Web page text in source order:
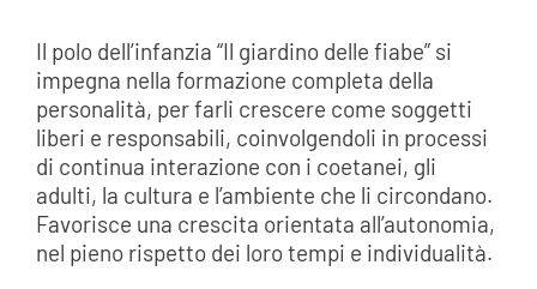
Il polo dell’infanzia “Il giardino delle fiabe” si
impegna nella formazione completa della
personalità, per farli crescere come soggetti
liberi e responsabili, coinvolgendoli in processi
di continua interazione con i coetanei, gli
adulti, la cultura e l’ambiente che li circondano.
Favorisce una crescita orientata all’autonomia,
nel pieno rispetto dei loro tempi e individualità.